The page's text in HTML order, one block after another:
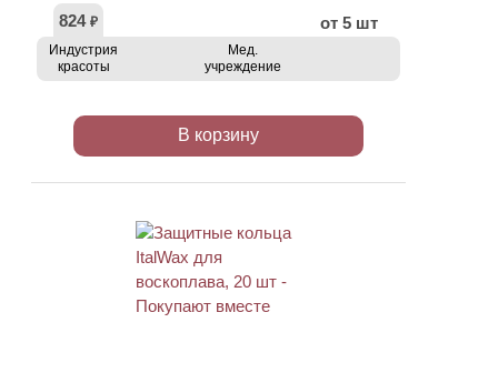
824 ₽ от 5 шт
Индустрия
красоты
Мед.
учреждение
В корзину